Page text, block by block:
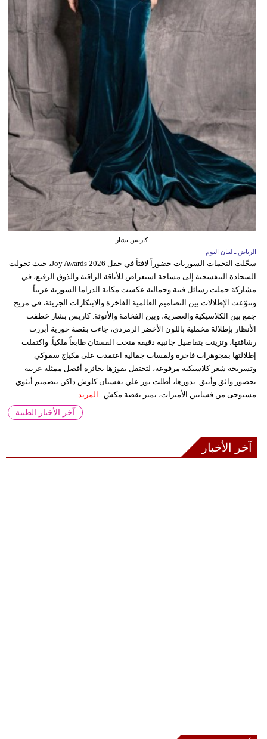
كاريس بشار
الرياض ـ لبنان اليوم
سجّلت النجمات السوريات حضوراً لافتاً في حفل Joy Awards 2026، حيث تحولت
السجادة البنفسجية إلى مساحة استعراض للأناقة الراقية والذوق الرفيع، في
مشاركة حملت رسائل فنية وجمالية عكست مكانة الدراما السورية عربياً.
وتنوّعت الإطلالات بين التصاميم العالمية الفاخرة والابتكارات الجريئة، في مزيج
جمع بين الكلاسيكية والعصرية، وبين الفخامة والأنوثة. كاريس بشار خطفت
الأنظار بإطلالة مخملية باللون الأخضر الزمردي، جاءت بقصة حورية أبرزت
رشاقتها، وتزينت بتفاصيل جانبية دقيقة منحت الفستان طابعاً ملكياً. واكتملت
إطلالتها بمجوهرات فاخرة ولمسات جمالية اعتمدت على مكياج سموكي
وتسريحة شعر كلاسيكية مرفوعة، لتحتفل بفوزها بجائزة أفضل ممثلة عربية
بحضور واثق وأنيق. بدورها، أطلت نور علي بفستان كلوش داكن بتصميم أنثوي
مستوحى من فساتين الأميرات، تميز بقصة مكش...
المزيد
آخر الأخبار الطبية
آخر الأخبار